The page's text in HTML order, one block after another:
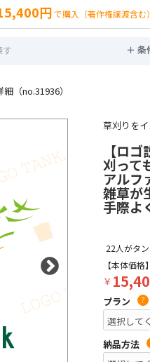
円 で購入（著作権譲渡含む）
＋ 条
（no.31936）
草刈りを
【ロゴ
刈って
アルフ
雑草が
手際よ
22人がタ
【本体価格】
￥
プラン
?
納品方法